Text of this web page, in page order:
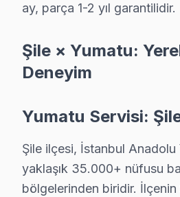
Bu sayfayla ilgili hizmet sayfaları:
↑ Şile TV Servis Merkezi
Şile Yakın İlçelerde
· Ataşehir Yumatu
· Beykoz Yumatu
ay, parça 1-2 yıl garantilidir.
Şile × Yumatu:
Deneyim
Yumatu Servisi:
Şile ilçesi, İstanbul Anadolu
yaklaşık 35.000+ nüfusu
bölgelerinden biridir. İlçenin